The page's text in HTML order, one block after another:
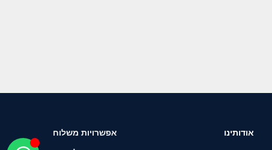
אודותינו אפשרויות משלוח